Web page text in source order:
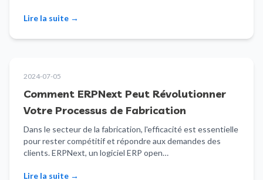
Lire la suite →
2024-07-05
Comment ERPNext Peut Révolutionner
Votre Processus de Fabrication
Dans le secteur de la fabrication, l'efficacité est essentielle
pour rester compétitif et répondre aux demandes des
clients. ERPNext, un logiciel ERP open…
Lire la suite →